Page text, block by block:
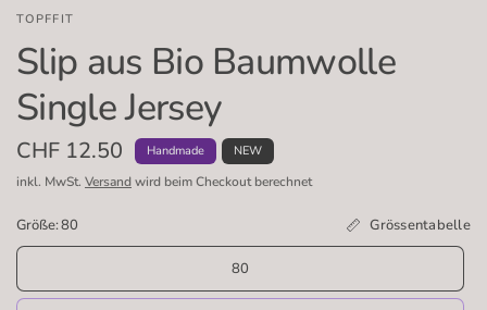
TOPFFIT
Slip aus Bio Baumwolle
Single Jersey
CHF 12.50 Handmade NEW
inkl. MwSt. Versandwird beim Checkout berechnet
Größe:80 Grössentabelle
80